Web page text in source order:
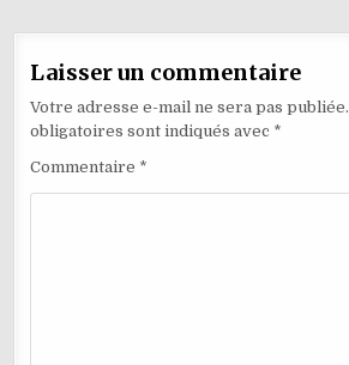
Laisser un commentaire
Votre adresse e-mail ne sera pas publiée.
obligatoires sont indiqués avec *
Commentaire *